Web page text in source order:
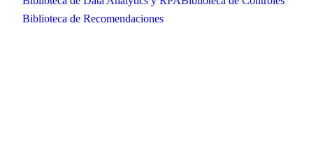
Biblioteca de Recomendaciones